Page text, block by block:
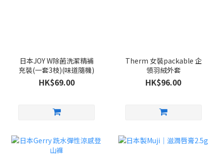
日本JOY W除菌洗潔精補
充裝(一套3枝)(味道隨機)
HK$69.00
Therm 女裝packable 企
領羽絨外套
HK$96.00